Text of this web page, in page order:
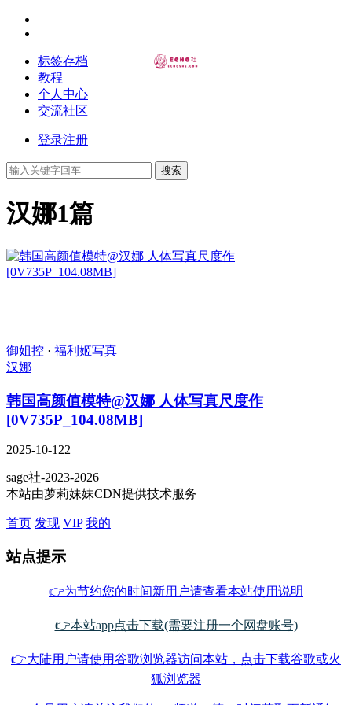
标签存档
教程
个人中心
交流社区
登录注册
搜索
汉娜1篇
御姐控 · 福利姬写真
汉娜
韩国高颜值模特@汉娜 人体写真尺度作
[0V735P_104.08MB]
2025-10-122
sage社-2023-2026
本站由萝莉妹妹CDN提供技术服务
首页 发现 VIP 我的
站点提示
👉为节约您的时间新用户请查看本站使用说明
👉本站app点击下载(需要注册一个网盘账号)
👉大陆用户请使用谷歌浏览器访问本站，点击下载谷歌或火
狐浏览器